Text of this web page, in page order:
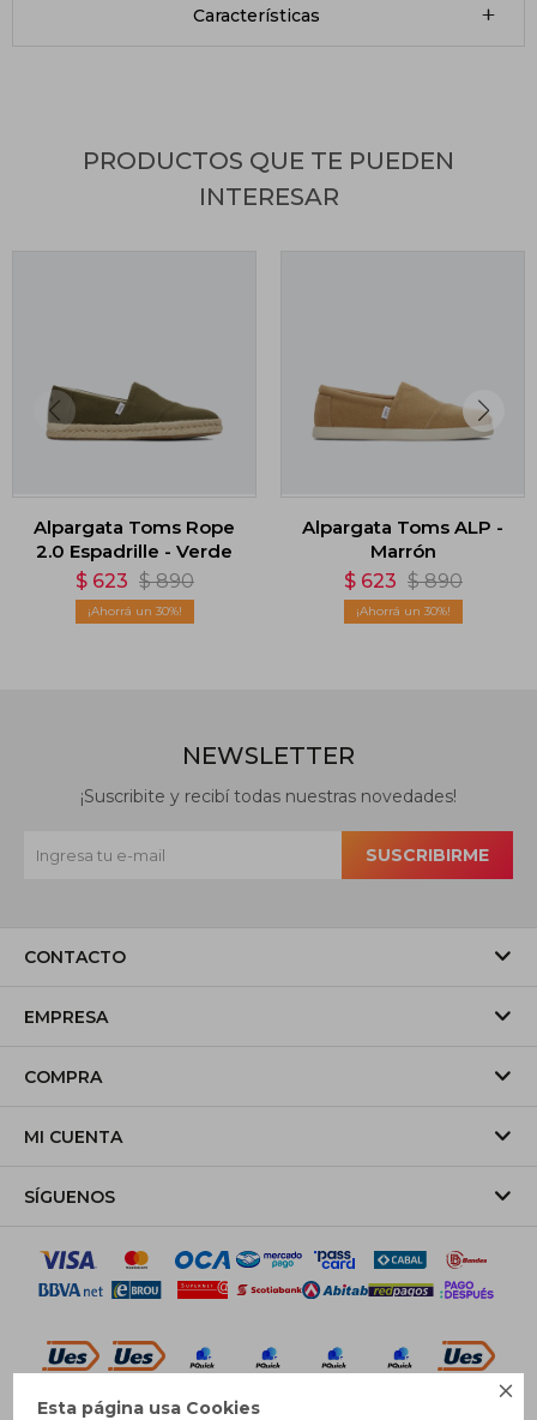

Esta página usa Cookies
Características
PRODUCTOS QUE TE PUEDEN
INTERESAR
Alpargata Toms Rope
2.0 Espadrille - Verde
$ 623 $ 890
30
Alpargata Toms ALP -
Marrón
$ 623 $ 890
30
CONTACTO
EMPRESA
COMPRA
MI CUENTA
SÍGUENOS
NEWSLETTER
¡Suscribite y recibí todas nuestras novedades!
SUSCRIBIRME
© Copyright 2026 / Pricebox